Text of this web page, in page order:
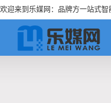
欢迎来到乐媒网：品牌方一站式智